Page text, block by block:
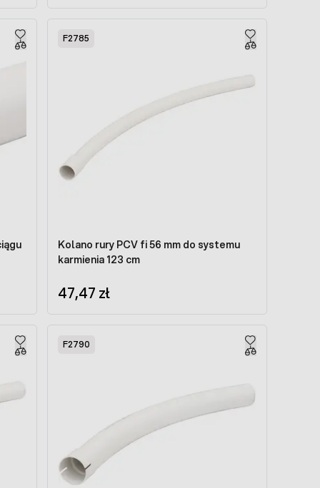
F2785
Kolano rury PCV fi 56 mm do systemu
karmienia 123 cm
47,47 zł
F2790